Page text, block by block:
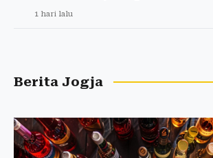
1 hari lalu
Berita Jogja